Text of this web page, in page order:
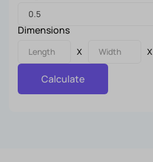
Dimensions
X X
Calculate